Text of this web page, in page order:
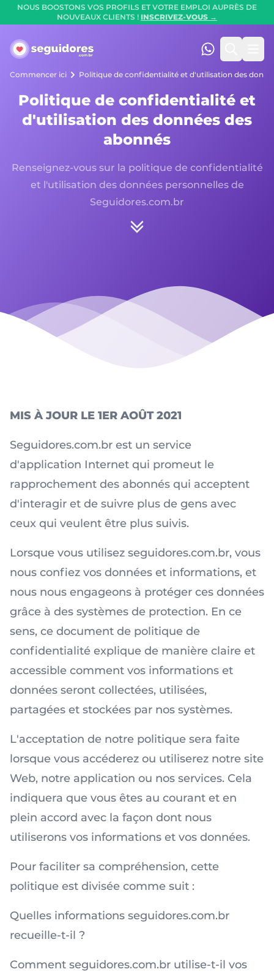
NOUS BOOSTONS VOS PROFILS ET VOTRE EMPLOI AUPRÈS DE
NOUVEAUX CLIENTS ! INSCRIVEZ-VOUS →
Seguidores.com.br
(47) 99247-
Commencer ici Politique de confidentialité et d'utilisation des
Politique de confidentialité et
d'utilisation des données des
abonnés
Renseignez-vous sur la politique de confidentialité
et l'utilisation des données personnelles de
Seguidores.com.br
MIS À JOUR LE 1ER AOÛT 2021
Seguidores.com.br est un service
d'application Internet qui promeut le
rapprochement des abonnés qui acceptent
d'interagir et de suivre plus de gens avec
ceux qui veulent être plus suivis.
Lorsque vous utilisez seguidores.com.br, vous
nous confiez vos données et informations, et
nous nous engageons à protéger ces données
grâce à des systèmes de protection. En ce
sens, ce document de politique de
confidentialité explique de manière claire et
accessible comment vos informations et
données seront collectées, utilisées,
partagées et stockées par nos systèmes.
L'acceptation de notre politique sera faite
lorsque vous accéderez ou utiliserez notre site
Web, notre application ou nos services. Cela
indiquera que vous êtes au courant et en
plein accord avec la façon dont nous
utiliserons vos informations et vos données.
Pour faciliter sa compréhension, cette
politique est divisée comme suit :
Quelles informations seguidores.com.br
recueille-t-il ?
Comment seguidores.com.br utilise-t-il vos